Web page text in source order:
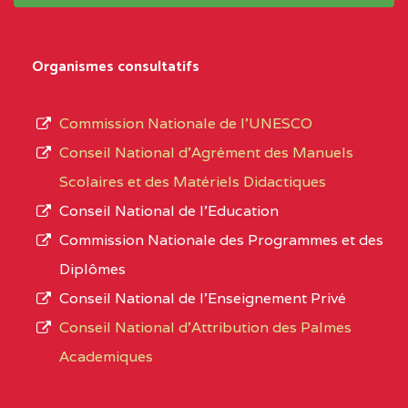
D'ENSEIGNEMENT
PROFESSIONNEL
(CEGEP) STE FOI BP
:4740 YAOUNDE
CENTRE
COLLEGE PANAFRICAIN
DE L'EXCELLENCE BP
CENTRE
COLLEGE PRIVE
type
L’offre
d’éducation
de
Organismes consultatifs
Commission Nationale de l’UNESCO
Conseil National d’Agrément des Manuels
Scolaires et des Matériels Didactiques
Conseil National de l’Education
Commission Nationale des Programmes et des
Diplômes
Conseil National de l’Enseignement Privé
Conseil National d'Attribution des Palmes
Academiques